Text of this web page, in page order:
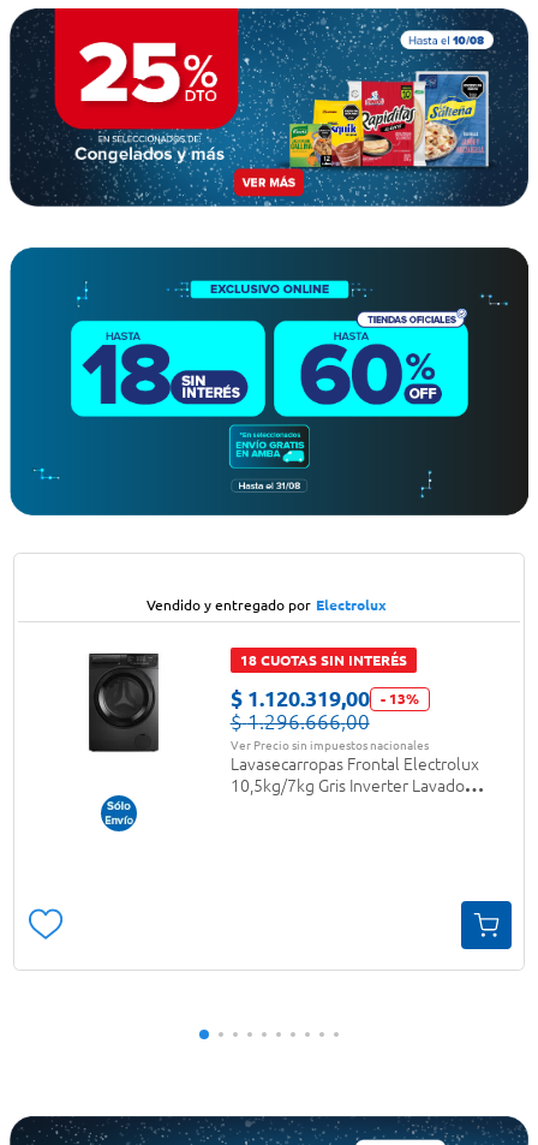
Vendido y entregado por Electrolux
18 CUOTAS SIN INTERÉS
$ 1.120.319,00 - 13%
$ 1.296.666,00
Ver Precio sin impuestos nacionales
Lavasecarropas Frontal Electrolux
10,5kg/7kg Gris Inverter Lavado